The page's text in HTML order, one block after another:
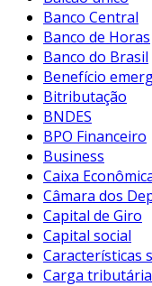
Banco Central
Banco de Horas
Banco do Brasil
Benefício
Bitributação
BNDES
BPO Financeiro
Business
Caixa
Câmara dos
Capital de Giro
Capital social
Características
Carga tributária